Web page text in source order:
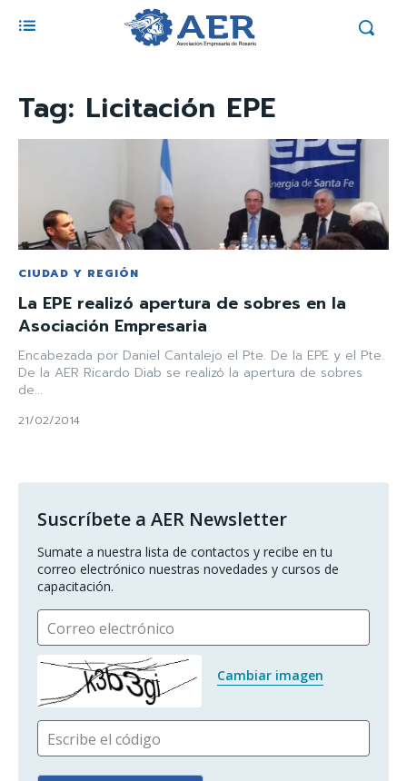
Tag: Licitación EPE
CIUDAD Y REGIÓN
La EPE realizó apertura de sobres en la
Asociación Empresaria
Encabezada por Daniel Cantalejo el Pte. De la EPE y el Pte.
De la AER Ricardo Diab se realizó la apertura de sobres
de...
21/02/2014
Suscríbete a AER Newsletter
Sumate a nuestra lista de contactos y recibe en tu
correo electrónico nuestras novedades y cursos de
capacitación.
Correo electrónico
Cambiar imagen
Escribe el código